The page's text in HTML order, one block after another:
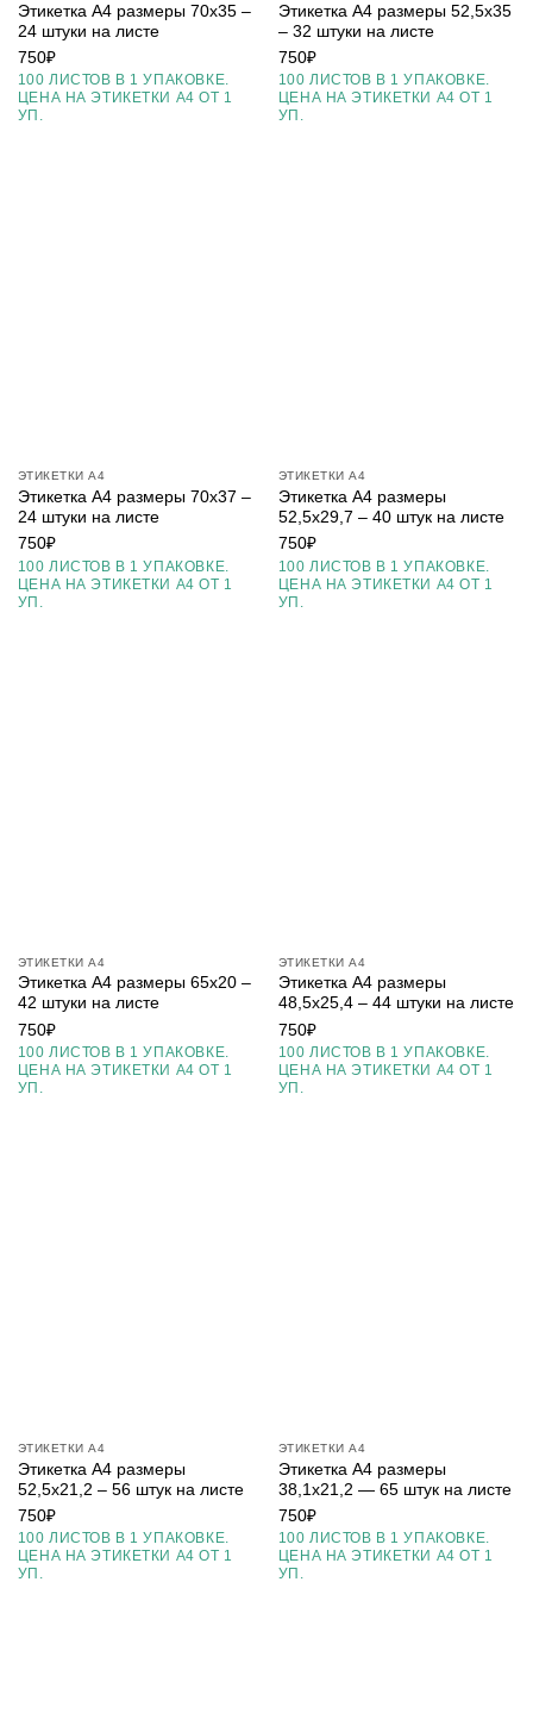
Этикетка А4 размеры 70х35 –
24 штуки на листе
750₽
100 ЛИСТОВ В 1 УПАКОВКЕ.
ЦЕНА НА ЭТИКЕТКИ А4 ОТ 1
УП.
Этикетка А4 размеры 52,5х35
– 32 штуки на листе
750₽
100 ЛИСТОВ В 1 УПАКОВКЕ.
ЦЕНА НА ЭТИКЕТКИ А4 ОТ 1
УП.
ЭТИКЕТКИ А4
Этикетка А4 размеры 70х37 –
24 штуки на листе
750₽
100 ЛИСТОВ В 1 УПАКОВКЕ.
ЦЕНА НА ЭТИКЕТКИ А4 ОТ 1
УП.
ЭТИКЕТКИ А4
Этикетка А4 размеры
52,5х29,7 – 40 штук на листе
750₽
100 ЛИСТОВ В 1 УПАКОВКЕ.
ЦЕНА НА ЭТИКЕТКИ А4 ОТ 1
УП.
ЭТИКЕТКИ А4
Этикетка А4 размеры 65х20 –
42 штуки на листе
750₽
100 ЛИСТОВ В 1 УПАКОВКЕ.
ЦЕНА НА ЭТИКЕТКИ А4 ОТ 1
УП.
ЭТИКЕТКИ А4
Этикетка А4 размеры
48,5х25,4 – 44 штуки на листе
750₽
100 ЛИСТОВ В 1 УПАКОВКЕ.
ЦЕНА НА ЭТИКЕТКИ А4 ОТ 1
УП.
ЭТИКЕТКИ А4
Этикетка А4 размеры
52,5х21,2 – 56 штук на листе
750₽
100 ЛИСТОВ В 1 УПАКОВКЕ.
ЦЕНА НА ЭТИКЕТКИ А4 ОТ 1
УП.
ЭТИКЕТКИ А4
Этикетка А4 размеры
38,1х21,2 — 65 штук на листе
750₽
100 ЛИСТОВ В 1 УПАКОВКЕ.
ЦЕНА НА ЭТИКЕТКИ А4 ОТ 1
УП.